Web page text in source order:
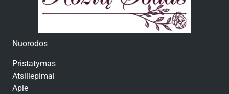
Nuorodos
Pristatymas
Atsiliepimai
Apie